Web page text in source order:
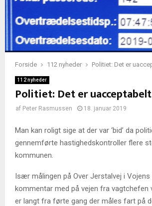
Forside 112 nyheder Politiet: Det er
112 nyheder
Politiet: Det er uacceptabelt
af Peter Rasmussen 18. januar 2019
Man kan roligt sige at der var ‘bid’ da
gennemførte hastighedskontroller flere
kommunen.
Især målingen på Over Jerstalvej i
kommentar med på vejen fra vagtchefen
er langt fra førte gang der måles fart på